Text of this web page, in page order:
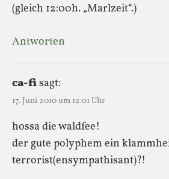
(gleich 12:00h. „Marlzeit“.)
Antworten
ca-fisagt:
17. Juni 2010 um 12:01 Uhr
hossa die waldfee!
der gute polyphem ein
terrorist(ensympathisant)?!